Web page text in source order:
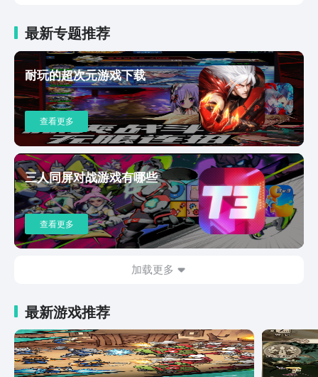
团队配合等，让玩家的每场对战都能成为操作与智慧的双
重较量。而且它所带来的二次元风格与精致的角色建模可
是吸引了很多朋友，更是能主动去购买不同的角色或者是
通活动获取，不断去升级解锁全新技能与装备，值得一提
的是其中炫酷技能特效和动态战斗动画等，能让小伙伴们
获得沉浸式游戏效果。上述便是漫画群星大集结测试服下
载的全部内容了，其中带来的玩法元素颇为丰富，更是有
着公平匹配机制与策略玩法等，让玩家能得到沉浸式体验
效果，大家近期对于此有打算，那么就抓紧去点击上文链
接来预约吧。
最新专题推荐
耐玩的超次元游戏下载
查看更多
三人同屏对战游戏有哪些
查看更多
加载更多
最新游戏推荐